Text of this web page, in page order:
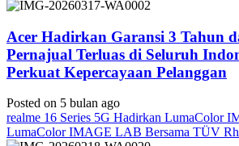
Acer Hadirkan Garansi 3 Tahun
Pernajual Terluas di Seluruh
Perkuat Kepercayaan Pelanggan
Posted on 5 bulan ago
realme 16 Series 5G Hadirkan LumaColor
LumaColor IMAGE LAB Bersama TÜV